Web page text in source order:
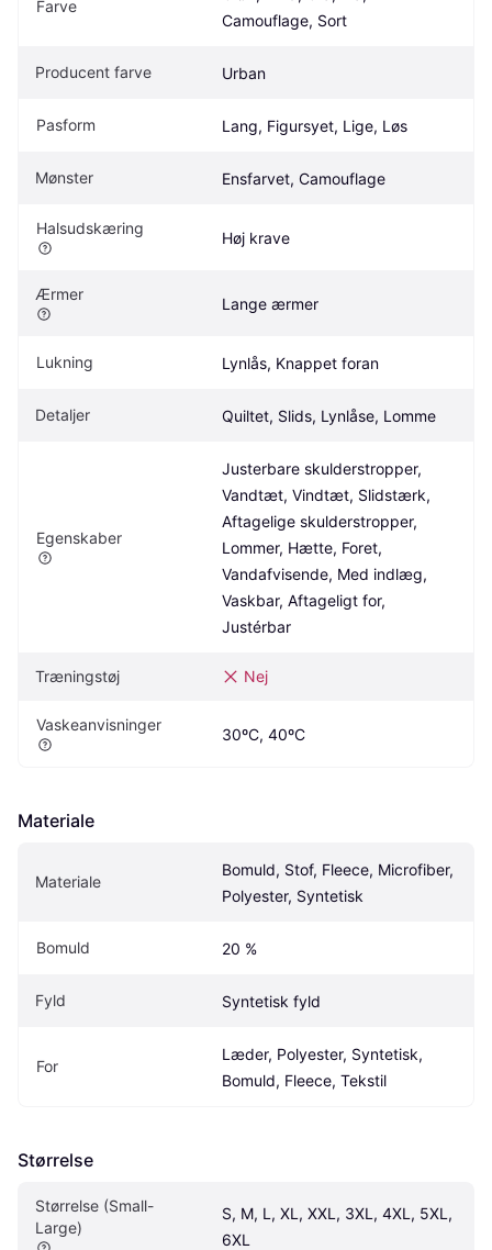
Farve
Camouflage, Sort
Producent farve Urban
Pasform Lang, Figursyet, Lige, Løs
Mønster Ensfarvet, Camouflage
Halsudskæring
Høj krave
Ærmer
Lange ærmer
Lukning Lynlås, Knappet foran
Detaljer Quiltet, Slids, Lynlåse, Lomme
Egenskaber
Justerbare skulderstropper,
Vandtæt, Vindtæt, Slidstærk,
Aftagelige skulderstropper,
Lommer, Hætte, Foret,
Vandafvisende, Med indlæg,
Vaskbar, Aftageligt for,
Justérbar
Træningstøj Nej
Vaskeanvisninger
30ºC, 40ºC
Materiale
Materiale
Bomuld, Stof, Fleece, Microfiber,
Polyester, Syntetisk
Bomuld 20 %
Fyld Syntetisk fyld
For
Læder, Polyester, Syntetisk,
Bomuld, Fleece, Tekstil
Størrelse
Størrelse (Small-
Large)
S, M, L, XL, XXL, 3XL, 4XL, 5XL,
6XL